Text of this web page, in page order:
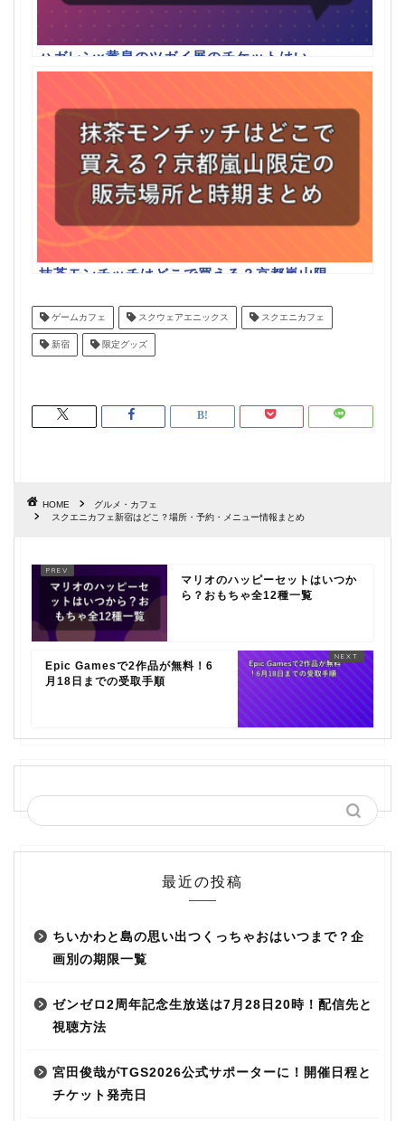
ハガレン×黄泉のツガイ展のチケットはい
つ？6月15日先着販売と会場・グッズまとめ
抹茶モンチッチはどこで買える？京都嵐山限
ゲームカフェ スクウェアエニックス スクエニカフェ
新宿 限定グッズ
HOME
グルメ・カフェ
スクエニカフェ新宿はどこ？場所・予約・メニュー情報まとめ
マリオのハッピーセットはいつか
ら？おもちゃ全12種一覧
Epic Gamesで2作品が無料！6
月18日までの受取手順
最近の投稿
ちいかわと島の思い出つくっちゃおはいつまで？企
画別の期限一覧
ゼンゼロ2周年記念生放送は7月28日20時！配信先と
視聴方法
宮田俊哉がTGS2026公式サポーターに！開催日程と
チケット発売日